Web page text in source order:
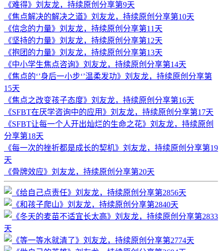
《难得》刘友龙，持续原创分享第9天
《焦点解决的解决之道》刘友龙，持续原创分享第10天
《信念的力量》刘友龙，持续原创分享第11天
《坚持的力量》刘友龙，持续原创分享第12天
《抱团的力量》刘友龙，持续原创分享第13天
《中小学生焦点咨询》刘友龙，持续原创分享第14天
《焦点的‘’身后一小步‘’温柔发功》刘友龙，持续原创分享第
15天
《焦点之改变孩子态度》刘友龙，持续原创分享第16天
《SFBT在厌学咨询中的应用》刘友龙，持续原创分享第17天
《SFBT让每一个人开出灿烂的生命之花》刘友龙，持续原创
分享第18天
《每一次的挫折都是成长的契机》刘友龙，持续原创分享第19
天
《骨牌效应》刘友龙，持续原创分享第20天